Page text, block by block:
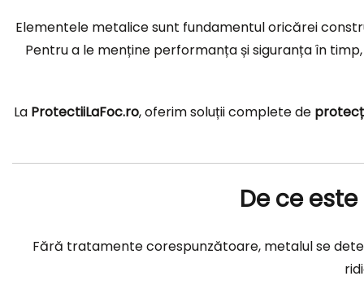
Elementele metalice sunt fundamentul oricărei
Pentru a le menține performanța și siguranța în
La ProtectiiLaFoc.ro, oferim soluții complete de
De ce
Fără tratamente corespunzătoare, metalul se